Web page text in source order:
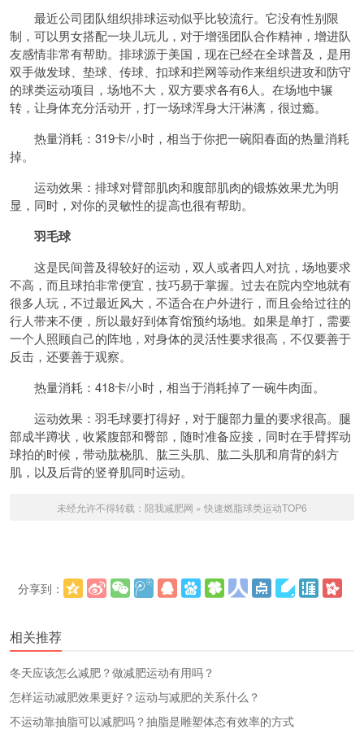
最近公司团队组织排球运动似乎比较流行。它没有性别限
制，可以男女搭配一块儿玩儿，对于增强团队合作精神，增进队
友感情非常有帮助。排球源于美国，现在已经在全球普及，是用
双手做发球、垫球、传球、扣球和拦网等动作来组织进攻和防守
的球类运动项目，场地不大，双方要求各有6人。在场地中辗
转，让身体充分活动开，打一场球浑身大汗淋漓，很过瘾。
热量消耗：319卡/小时，相当于你把一碗阳春面的热量消耗
掉。
运动效果：排球对臂部肌肉和腹部肌肉的锻炼效果尤为明
显，同时，对你的灵敏性的提高也很有帮助。
羽毛球
这是民间普及得较好的运动，双人或者四人对抗，场地要求
不高，而且球拍非常便宜，技巧易于掌握。过去在院内空地就有
很多人玩，不过最近风大，不适合在户外进行，而且会给过往的
行人带来不便，所以最好到体育馆预约场地。如果是单打，需要
一个人照顾自己的阵地，对身体的灵活性要求很高，不仅要善于
反击，还要善于观察。
热量消耗：418卡/小时，相当于消耗掉了一碗牛肉面。
运动效果：羽毛球要打得好，对于腿部力量的要求很高。腿
部成半蹲状，收紧腹部和臀部，随时准备应接，同时在手臂挥动
球拍的时候，带动肱桡肌、肱三头肌、肱二头肌和肩背的斜方
肌，以及后背的竖脊肌同时运动。
未经允许不得转载： 陪我减肥网 » 快速燃脂球类运动TOP6
分享到：
相关推荐
冬天应该怎么减肥？做减肥运动有用吗？
怎样运动减肥效果更好？运动与减肥的关系什么？
不运动靠抽脂可以减肥吗？抽脂是雕塑体态有效率的方式